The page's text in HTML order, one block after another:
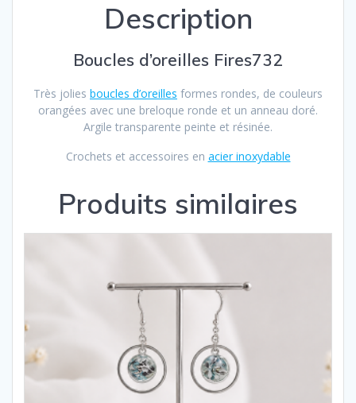
Description
Boucles d’oreilles Fires732
Très jolies boucles d’oreilles formes rondes, de couleurs
orangées avec une breloque ronde et un anneau doré.
Argile transparente peinte et résinée.
Crochets et accessoires en acier inoxydable
Produits similaires